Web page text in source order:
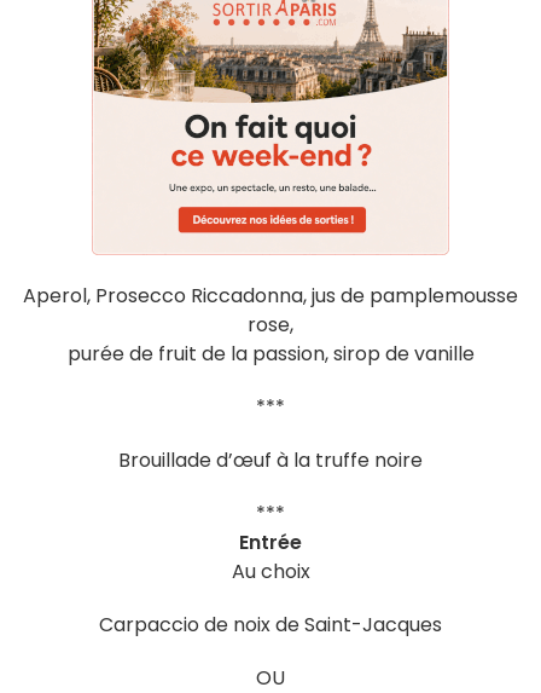
Aperol, Prosecco Riccadonna, jus de pamplemousse
rose,
purée de fruit de la passion, sirop de vanille
***
Brouillade d’œuf à la truffe noire
***
Entrée
Au choix
Carpaccio de noix de Saint-Jacques
OU